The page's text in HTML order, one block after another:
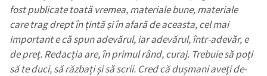
fost publicate toată vremea, materiale bune, materiale
care trag drept în țintă și în afară de aceasta, cel mai
important e că spun adevărul, iar adevărul, într-adevăr, e
de preț. Redacția are, în primul rând, curaj. Trebuie să poți
să te duci, să răzbați și să scrii. Cred că dușmani aveți de-